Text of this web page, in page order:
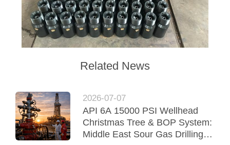
Related News
2026-07-07
API 6A 15000 PSI Wellhead
Christmas Tree & BOP System:
Middle East Sour Gas Drilling